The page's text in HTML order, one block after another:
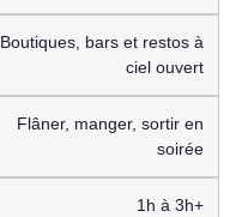
Boutiques, bars et restos à
ciel ouvert
Flâner, manger, sortir en
soirée
1h à 3h+